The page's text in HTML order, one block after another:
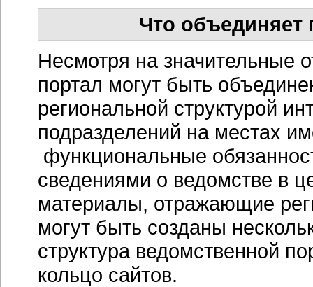
Что объединяет
Несмотря на значительные
портал могут быть
региональной структурой
подразделений на местах
функциональные
сведениями о ведомстве в
материалы, отражающие
могут быть созданы
структура ведомственной
кольцо сайтов.